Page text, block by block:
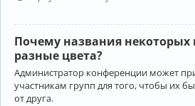
Почему названия некоторых
разные цвета?
Администратор конференции может
участникам групп для того, чтобы их
от друга.